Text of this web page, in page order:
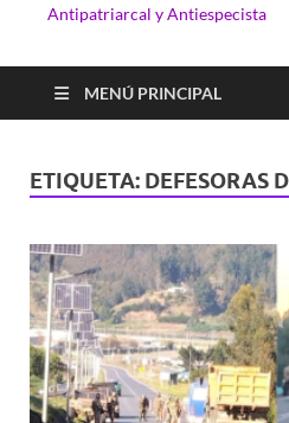
Antipatriarcal y Antiespecista
MENÚ PRINCIPAL
ETIQUETA: DEFESORAS